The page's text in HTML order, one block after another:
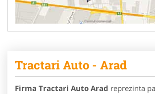
Tractari Auto - Arad
Firma Tractari Auto Arad reprezinta